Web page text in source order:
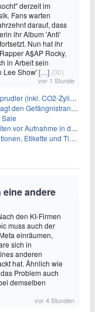
derzeit im
Fans warten
darauf, dass
ihr Album 'Anti'
Nun hat ihr
A$AP Rocky,
in Arbeit sein
Lee Show'[…] (00)
vor 1 Stunde
CO2-Zylinder) für 94€
(76349) für 32,99€
Rock and Roll Hall of Fame begraben
für Gäste aus dem In- und Ausland
andere
den KI-Firmen
muss auch der
einräumen,
sich in
anderen
hat. Ähnlich wie
Problem auch
demselben
vor 4 Stunden